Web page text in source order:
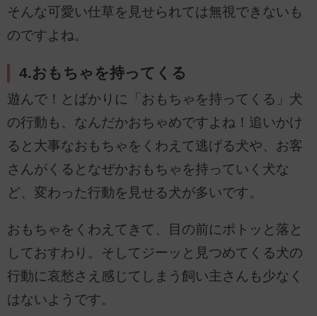
そんな可愛い仕草を見せられては無視できないも
のですよね。
4.おもちゃを持ってくる
遊んで！とばかりに「おもちゃを持ってくる」犬
の行動も、なんだかおちゃめですよね！追いかけ
ると大事なおもちゃをくわえて逃げる犬や、お客
さんがくるとなぜかおもちゃを持っていく犬な
ど、変わった行動を見せる犬が多いです。
おもちゃをくわえてきて、目の前にポトッと落と
しておすわり。そしてジーッと見つめてくる犬の
行動に哀愁さえ感じてしまう飼い主さんも少なく
はないようです。